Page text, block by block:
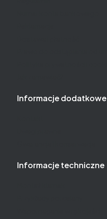
Informacje dodatkowe
Informacje techniczne